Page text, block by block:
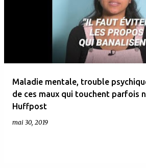
c
Maladie mentale, trouble
de ces maux qui touchent parfois
Huffpost
mai 30, 2019